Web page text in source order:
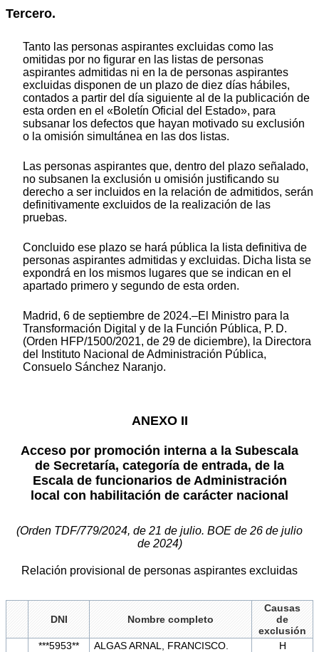
Tercero.
Tanto las personas aspirantes excluidas como las
omitidas por no figurar en las listas de personas
aspirantes admitidas ni en la de personas aspirantes
excluidas disponen de un plazo de diez días hábiles,
contados a partir del día siguiente al de la publicación de
esta orden en el «Boletín Oficial del Estado», para
subsanar los defectos que hayan motivado su exclusión
o la omisión simultánea en las dos listas.
Las personas aspirantes que, dentro del plazo señalado,
no subsanen la exclusión u omisión justificando su
derecho a ser incluidos en la relación de admitidos, serán
definitivamente excluidos de la realización de las
pruebas.
Concluido ese plazo se hará pública la lista definitiva de
personas aspirantes admitidas y excluidas. Dicha lista se
expondrá en los mismos lugares que se indican en el
apartado primero y segundo de esta orden.
Madrid, 6 de septiembre de 2024.–El Ministro para la
Transformación Digital y de la Función Pública, P. D.
(Orden HFP/1500/2021, de 29 de diciembre), la Directora
del Instituto Nacional de Administración Pública,
Consuelo Sánchez Naranjo.
ANEXO II
Acceso por promoción interna a la Subescala
de Secretaría, categoría de entrada, de la
Escala de funcionarios de Administración
local con habilitación de carácter nacional
(Orden TDF/779/2024, de 21 de julio. BOE de 26 de julio
de 2024)
Relación provisional de personas aspirantes excluidas
DNI Nombre completo
Causas
de
exclusión
***5953**
ALGAS ARNAL, FRANCISCO.
H